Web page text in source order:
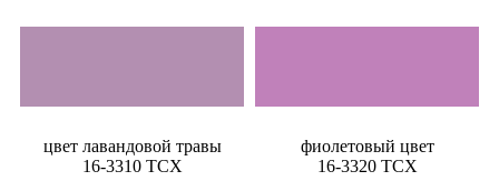
цвет лавандовой травы
16-3310 TCX
фиолетовый цвет
16-3320 TCX